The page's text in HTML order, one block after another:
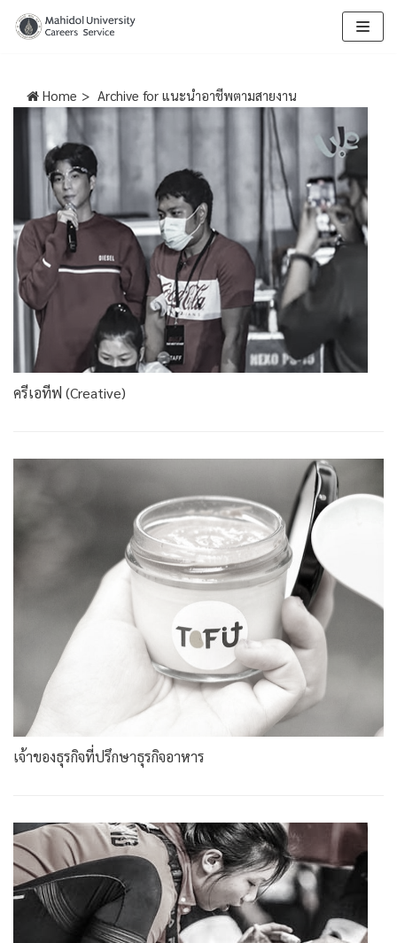
content
Home > Archive for แนะนำอาชีพตามสายงาน
ครีเอทีฟ (Creative)
เจ้าของธุรกิจที่ปรึกษาธุรกิจอาหาร